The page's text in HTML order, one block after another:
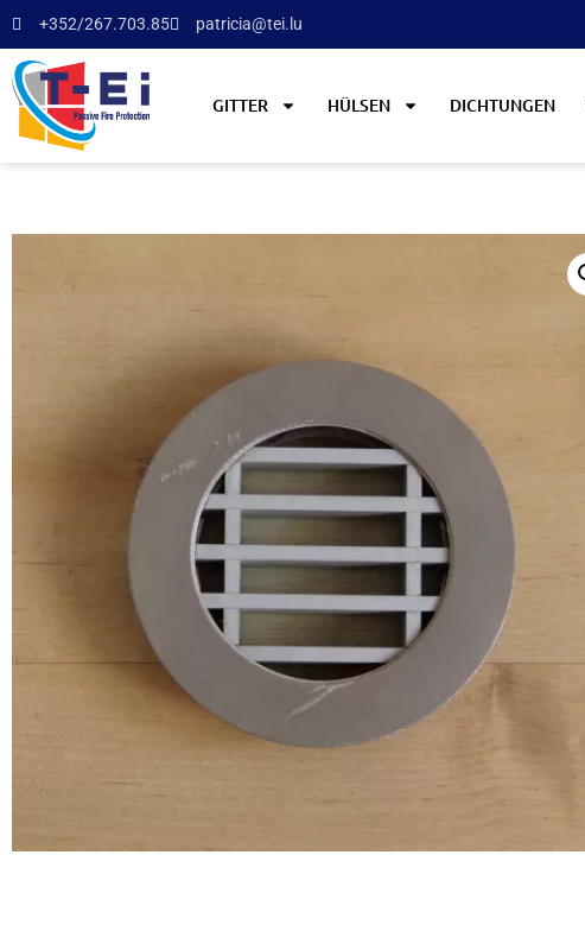
+352/267.703.85 patricia@tei.lu
GITTER HÜLSEN DICHTUNGEN